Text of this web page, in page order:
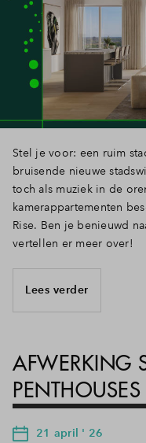
Stel je voor: een ruim
bruisende nieuwe
toch als muziek in de
kamerappartementen
Rise. Ben je benieuwd
vertellen er meer over!
Lees verder
AFWERKING
21 april ' 26